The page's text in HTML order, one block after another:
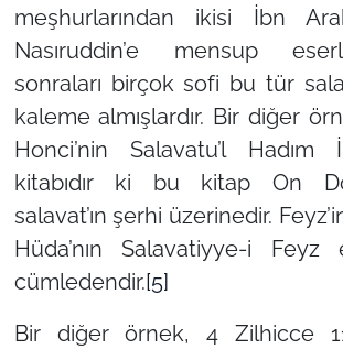
meşhurlarından ikisi İbn
Nasıruddin’e mensup
sonraları birçok sofi bu tür
kaleme almışlardır. Bir diğer
Honci’nin Salavatu’l Hadım
kitabıdır ki bu kitap On
salavat’ın şerhi üzerinedir.
Hüda’nın Salavatiyye-i
cümledendir.[5]
Bir diğer örnek, 4 Zilhicce